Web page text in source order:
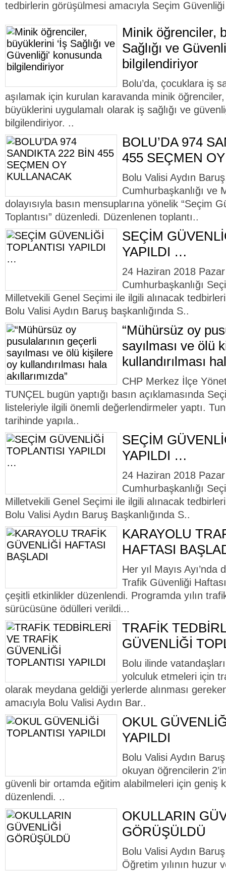
tedbirlerin görüşülmesi amacıyla Seçim Güvenliği
Minik öğrenciler,
Sağlığı ve
bilgilendiriyor
Bolu’da, çocuklara iş
aşılamak için kurulan karavanda minik
büyüklerini uygulamalı olarak iş sağlığı ve
bilgilendiriyor. ..
BOLU’DA 974
455 SEÇMEN
Bolu Valisi Aydın
Cumhurbaşkanlığı ve
dolayısıyla basın mensuplarına yönelik “Seçim
Toplantısı” düzenledi. Düzenlenen toplantı..
SEÇİM
YAPILDI …
24 Haziran 2018
Cumhurbaşkanlığı
Milletvekili Genel Seçimi ile ilgili alınacak
Bolu Valisi Aydın Baruş başkanlığında S..
“Mühürsüz oy
sayılması ve ölü
kullandırılması
CHP Merkez İlçe
TUNÇEL bugün yaptığı basın açıklamasında
listeleriyle ilgili önemli değerlendirmeler yaptı.
tarihinde yapıla..
SEÇİM
YAPILDI …
24 Haziran 2018
Cumhurbaşkanlığı
Milletvekili Genel Seçimi ile ilgili alınacak
Bolu Valisi Aydın Baruş Başkanlığında S..
KARAYOLU
HAFTASI
Her yıl Mayıs
Trafik Güvenliği
çeşitli etkinlikler düzenlendi. Programda yılın
sürücüsüne ödülleri verildi...
TRAFİK
GÜVENLİĞİ
Bolu ilinde
yolculuk etmeleri için
olarak meydana geldiği yerlerde alınması
amacıyla Bolu Valisi Aydın Bar..
OKUL
YAPILDI
Bolu Valisi Aydın
okuyan öğrencilerin
güvenli bir ortamda eğitim alabilmeleri için geniş
düzenlendi. ..
OKULLARIN
GÖRÜŞÜLDÜ
Bolu Valisi Aydın
Öğretim yılının huzur